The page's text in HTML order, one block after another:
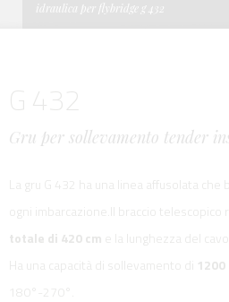
idraulica per flybridge g 432
G 432
Gru per sollevamento tender
La gru G 432 ha una linea affusolata
ogni imbarcazione.Il braccio telescopico
totale di 420 cm e la lunghezza del
Ha una capacità di sollevamento di 1200
180°-270°.